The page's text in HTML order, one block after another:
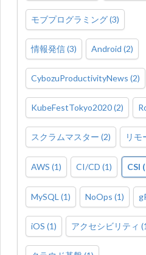
モブプログラミング(3)
情報発信(3) Android (2)
CybozuProductivityNews (2)
KubeFestTokyo2020(2)
スクラムマスター (2) リモ
AWS (1) CI/CD (1) CSI (
MySQL (1) NoOps (1)
iOS (1) アクセシビリティ (1